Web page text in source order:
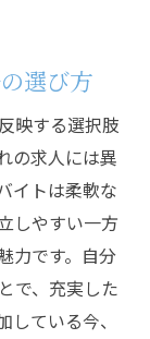
選び方
映する選択肢
の求人には異
イトは柔軟な
しやすい一方
力です。自分
で、充実した
ている今、